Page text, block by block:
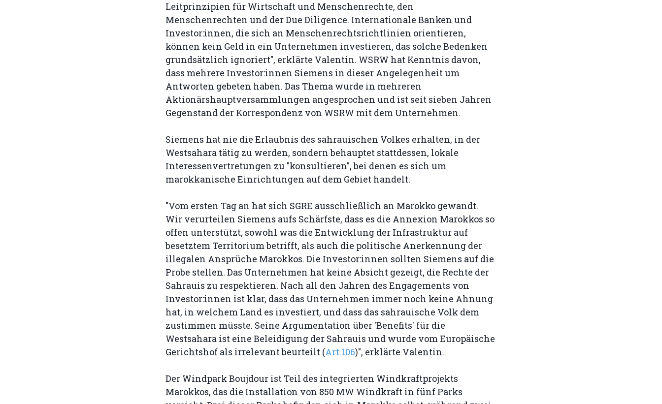
Leitprinzipien für Wirtschaft und Menschenrechte, den
Menschenrechten und der Due Diligence. Internationale Banken und
Investor:innen, die sich an Menschenrechtsrichtlinien orientieren,
können kein Geld in ein Unternehmen investieren, das solche Bedenken
grundsätzlich ignoriert", erklärte Valentin. WSRW hat Kenntnis davon,
dass mehrere Investor:innen Siemens in dieser Angelegenheit um
Antworten gebeten haben. Das Thema wurde in mehreren
Aktionärshauptversammlungen angesprochen und ist seit sieben Jahren
Gegenstand der Korrespondenz von WSRW mit dem Unternehmen.
Siemens hat nie die Erlaubnis des sahrauischen Volkes erhalten, in der
Westsahara tätig zu werden, sondern behauptet stattdessen, lokale
Interessenvertretungen zu "konsultieren", bei denen es sich um
marokkanische Einrichtungen auf dem Gebiet handelt.
"Vom ersten Tag an hat sich SGRE ausschließlich an Marokko gewandt.
Wir verurteilen Siemens aufs Schärfste, dass es die Annexion Marokkos so
offen unterstützt, sowohl was die Entwicklung der Infrastruktur auf
besetztem Territorium betrifft, als auch die politische Anerkennung der
illegalen Ansprüche Marokkos. Die Investor:innen sollten Siemens auf die
Probe stellen. Das Unternehmen hat keine Absicht gezeigt, die Rechte der
Sahrauis zu respektieren. Nach all den Jahren des Engagements von
Investor:innen ist klar, dass das Unternehmen immer noch keine Ahnung
hat, in welchem Land es investiert, und dass das sahrauische Volk dem
zustimmen müsste. Seine Argumentation über 'Benefits' für die
Westsahara ist eine Beleidigung der Sahrauis und wurde vom Europäische
Gerichtshof als irrelevant beurteilt (Art.106)", erklärte Valentin.
Der Windpark Boujdour ist Teil des integrierten Windkraftprojekts
Marokkos, das die Installation von 850 MW Windkraft in fünf Parks